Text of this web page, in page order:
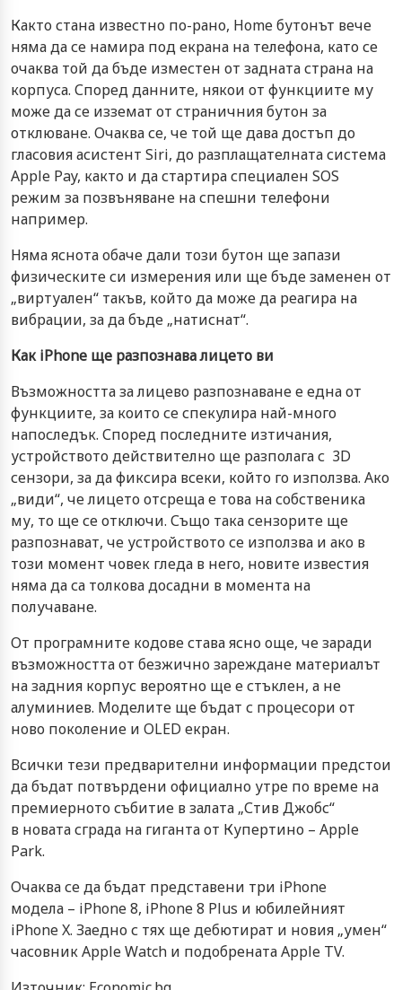
Както стана известно по-рано, Home бутонът вече
няма да се намира под екрана на телефона, като се
очаква той да бъде изместен от задната страна на
корпуса. Според данните, някои от функциите му
може да се изземат от страничния бутон за
отклюване. Очаква се, че той ще дава достъп до
гласовия асистент Siri, до разплащателната система
Apple Pay, както и да стартира специален SOS
режим за позвъняване на спешни телефони
например.
Няма яснота обаче дали този бутон ще запази
физическите си измерения или ще бъде заменен от
„виртуален“ такъв, който да може да реагира на
вибрации, за да бъде „натиснат“.
Как iPhone ще разпознава лицето ви
Възможността за лицево разпознаване е една от
функциите, за които се спекулира най-много
напоследък. Според последните изтичания,
устройството действително ще разполага с 3D
сензори, за да фиксира всеки, който го използва. Ако
„види“, че лицето отсреща е това на собственика
му, то ще се отключи. Също така сензорите ще
разпознават, че устройството се използва и ако в
този момент човек гледа в него, новите известия
няма да са толкова досадни в момента на
получаване.
От програмните кодове става ясно още, че заради
възможността от безжично зареждане материалът
на задния корпус вероятно ще е стъклен, а не
алуминиев. Моделите ще бъдат с процесори от
ново поколение и OLED екран.
Всички тези предварителни информации предстои
да бъдат потвърдени официално утре по време на
премиерното събитие в залата „Стив Джобс“
в новата сграда на гиганта от Купертино – Apple
Park.
Очаква се да бъдат представени три iPhone
модела – iPhone 8, iPhone 8 Plus и юбилейният
iPhone X. Заедно с тях ще дебютират и новия „умен“
часовник Apple Watch и подобрената Apple TV.